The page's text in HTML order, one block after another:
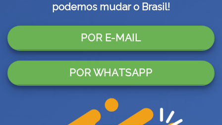
podemos mudar o Brasil!
POR E-MAIL
POR WHATSAPP